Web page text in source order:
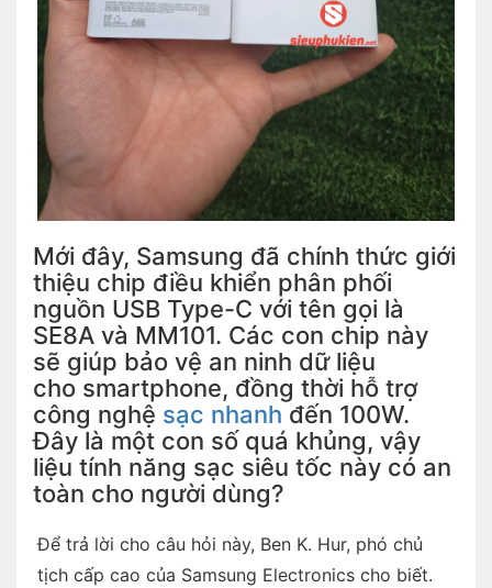
Mới đây, Samsung đã chính thức giới
thiệu chip điều khiển phân phối
nguồn USB Type-C với tên gọi là
SE8A và MM101. Các con chip này
sẽ giúp bảo vệ an ninh dữ liệu
cho smartphone, đồng thời hỗ trợ
công nghệ sạc nhanh đến 100W.
Đây là một con số quá khủng, vậy
liệu tính năng sạc siêu tốc này có an
toàn cho người dùng?
Để trả lời cho câu hỏi này, Ben K. Hur, phó chủ
tịch cấp cao của Samsung Electronics cho biết.